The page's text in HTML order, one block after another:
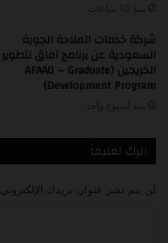
شركة خدمات الملاحة الجوية
السعودية عن برنامج آفاق لتطوير
الخريجين (AFAAQ – Graduate
Development Program)
اترك تعليقاً
لن يتم نشر عنوان بريدك الإلكتروني.